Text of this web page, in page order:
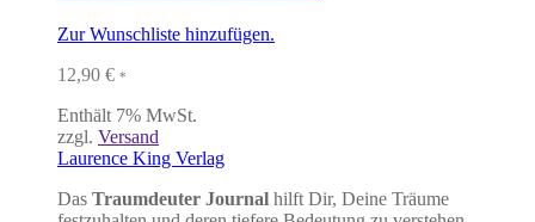
Zur Wunschliste hinzufügen.
12,90 € *
Enthält 7% MwSt.
zzgl. Versand
Laurence King Verlag
Das Traumdeuter Journal hilft Dir, Deine Träume